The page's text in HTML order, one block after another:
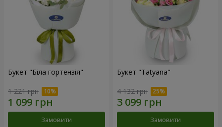
Букет "Біла гортензія"
1 221 грн
Замовити
Букет "Tatyana"
4 132 грн
Замовити